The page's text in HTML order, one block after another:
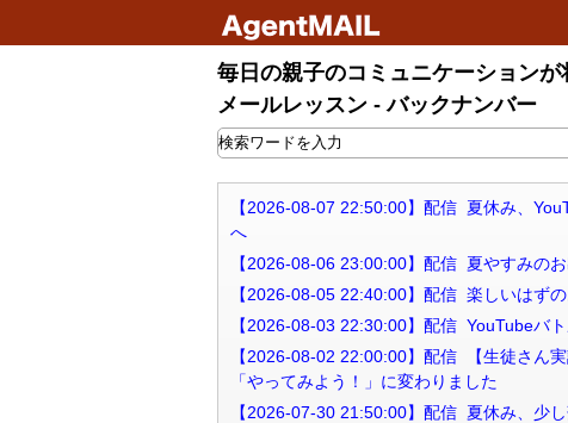
毎日の親子のコミュニケーション
メールレッスン - バックナンバー
【2026-08-07 22:50:00】配信 夏休み、
へ
【2026-08-06 23:00:00】配信 夏やすみの
【2026-08-05 22:40:00】配信 楽しいはず
【2026-08-03 22:30:00】配信 YouTubeバ
【2026-08-02 22:00:00】配信 【生徒さん
「やってみよう！」に変わりました
【2026-07-30 21:50:00】配信 夏休み、少